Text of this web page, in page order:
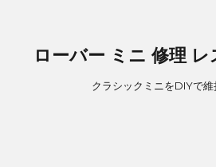
ローバー ミニ 修理
クラシックミニをDIYで維